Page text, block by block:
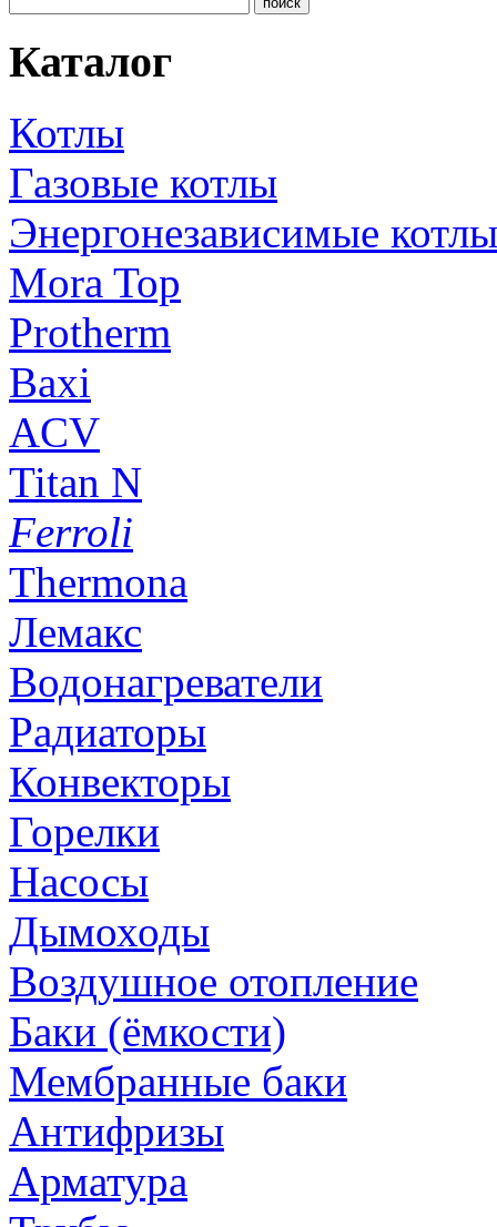
Каталог
Котлы
Газовые котлы
Энергонезависимые котлы
Mora Top
Protherm
Baxi
ACV
Titan N
Ferroli
Thermona
Лемакс
Водонагреватели
Радиаторы
Конвекторы
Горелки
Насосы
Дымоходы
Воздушное отопление
Баки (ёмкости)
Мембранные баки
Антифризы
Арматура